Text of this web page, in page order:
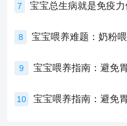
7
8
9 宝宝喂养指南：避免
10 宝宝喂养指南：避免